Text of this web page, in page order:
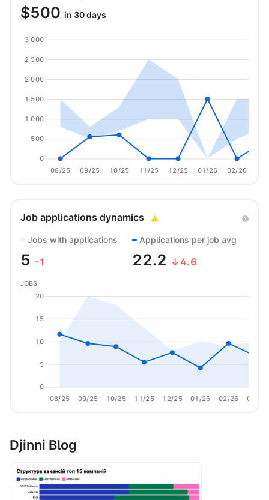
$500 in 30 days
08/25 09/25 10/25 11/25 12/25 01/26 02/26
0
500
1 000
1 500
2 000
2 500
3 000
Job applications dynamics
Jobs with applications
5 -1
Applications per job avg
22.2 ↓4.6
08/25 09/25 10/25 11/25 12/25 01/26 02/26 03/26
0
5
10
15
20
JOBS
Djinni Blog